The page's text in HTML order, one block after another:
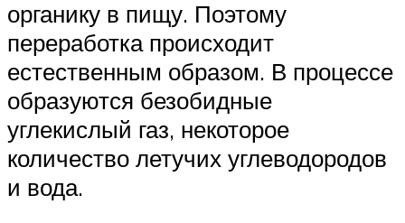
органику в пищу. Поэтому
переработка происходит
естественным образом. В процессе
образуются безобидные
углекислый газ, некоторое
количество летучих углеводородов
и вода.